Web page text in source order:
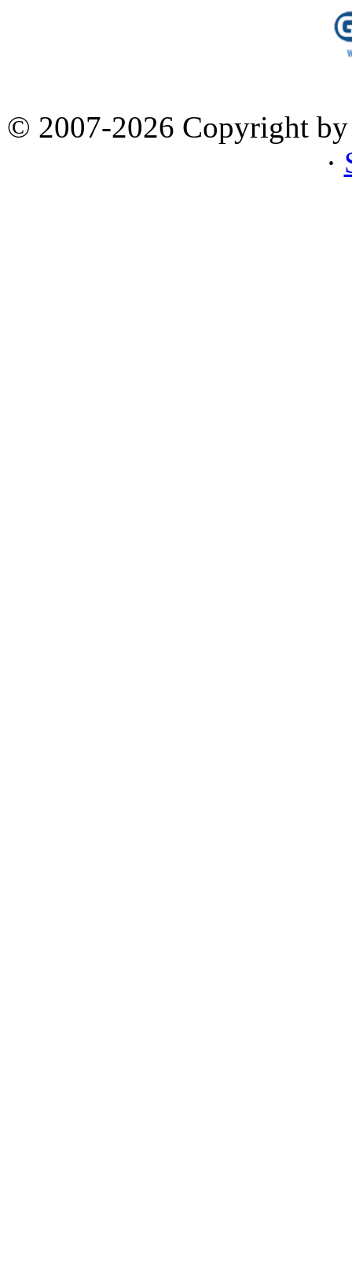
© 2007-2026 Copyright
·